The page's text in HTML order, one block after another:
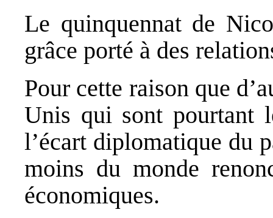
Le quinquennat de
grâce porté à des
Pour cette raison que
Unis qui sont pourtant
l’écart diplomatique du
moins du monde
économiques.